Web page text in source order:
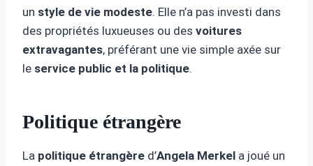
un style de vie modeste. Elle n’a pas investi dans
des propriétés luxueuses ou des voitures
extravagantes, préférant une vie simple axée sur
le service public et la politique.
Politique étrangère
La politique étrangère d’Angela Merkel a joué un